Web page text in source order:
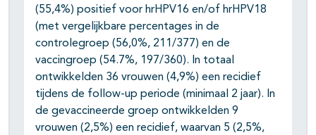
(55,4%) positief voor hrHPV16 en/of hrHPV18
(met vergelijkbare percentages in de
controlegroep (56,0%, 211/377) en de
vaccingroep (54.7%, 197/360). In totaal
ontwikkelden 36 vrouwen (4,9%) een recidief
tijdens de follow-up periode (minimaal 2 jaar). In
de gevaccineerde groep ontwikkelden 9
vrouwen (2,5%) een recidief, waarvan 5 (2,5%,